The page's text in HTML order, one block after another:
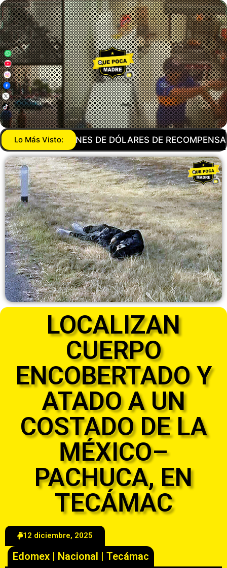
Lo Más Visto:
DE RECOMPENSA! DEA QUIERE DESAPARECER
LOCALIZAN
CUERPO
ENCOBERTADO Y
ATADO A UN
COSTADO DE LA
MÉXICO–
PACHUCA, EN
TECÁMAC
12 diciembre, 2025
Edomex | Nacional | Tecámac